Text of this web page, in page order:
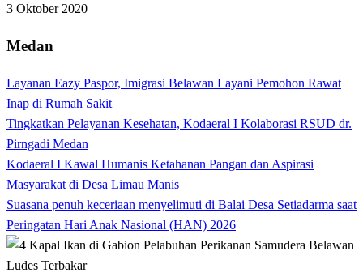
3 Oktober 2020
Medan
Layanan Eazy Paspor, Imigrasi Belawan Layani Pemohon Rawat
Inap di Rumah Sakit
Tingkatkan Pelayanan Kesehatan, Kodaeral I Kolaborasi RSUD dr.
Pirngadi Medan‎
Kodaeral I Kawal Humanis Ketahanan Pangan dan Aspirasi
Masyarakat di Desa Limau Manis
Suasana penuh keceriaan menyelimuti di Balai Desa Setiadarma saat
Peringatan Hari Anak Nasional (HAN) 2026